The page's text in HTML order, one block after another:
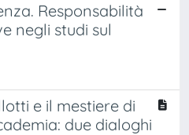
Responsabilità
negli studi sul
e il mestiere di
due dialoghi